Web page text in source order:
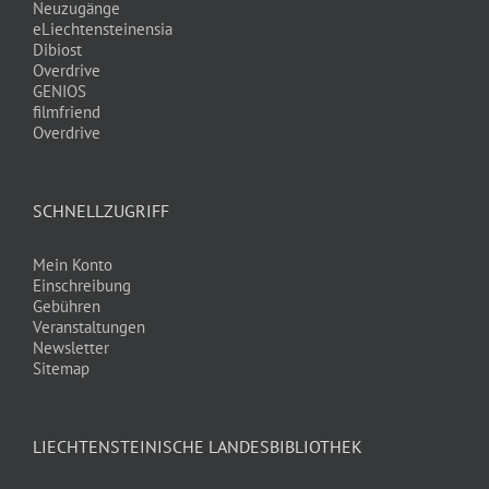
Neuzugänge
eLiechtensteinensia
Dibiost
Overdrive
GENIOS
filmfriend
Overdrive
SCHNELLZUGRIFF
Mein Konto
Einschreibung
Gebühren
Veranstaltungen
Newsletter
Sitemap
LIECHTENSTEINISCHE LANDESBIBLIOTHEK